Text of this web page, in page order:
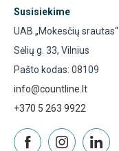
Susisiekime
UAB „Mokesčių srautas“
Sėlių g. 33, Vilnius
Pašto kodas: 08109
info@countline.lt
+370 5 263 9922